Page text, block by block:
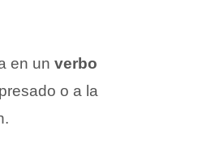
en un verbo
o a la